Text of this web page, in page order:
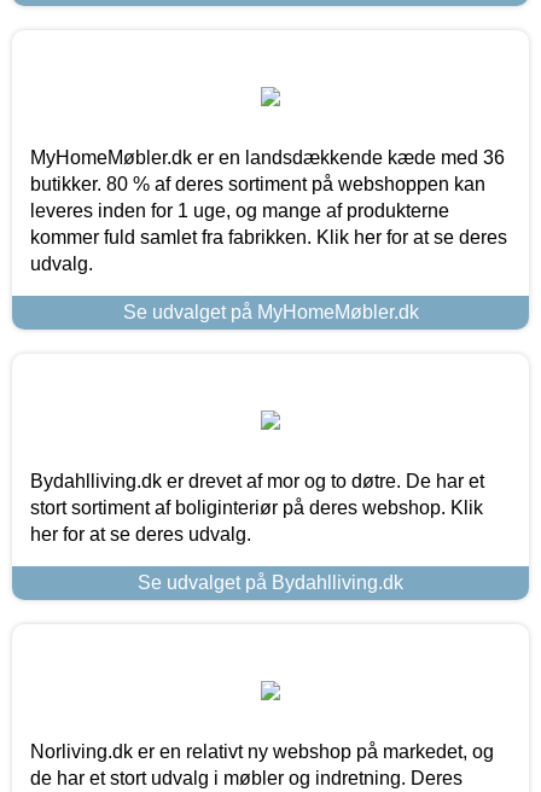
MyHomeMøbler.dk er en landsdækkende kæde med 36
butikker. 80 % af deres sortiment på webshoppen kan
leveres inden for 1 uge, og mange af produkterne
kommer fuld samlet fra fabrikken. Klik her for at se deres
udvalg.
Se udvalget på MyHomeMøbler.dk
Bydahlliving.dk er drevet af mor og to døtre. De har et
stort sortiment af boliginteriør på deres webshop. Klik
her for at se deres udvalg.
Se udvalget på Bydahlliving.dk
Norliving.dk er en relativt ny webshop på markedet, og
de har et stort udvalg i møbler og indretning. Deres